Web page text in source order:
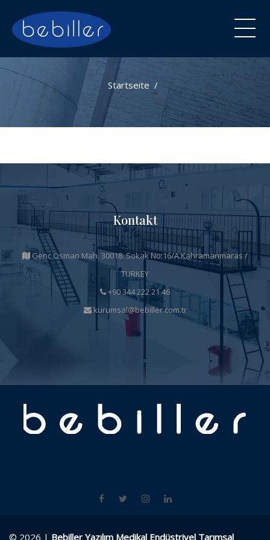
Startseite
Kontakt
Genc Osman Mah. 30018. Sokak No:16/A Kahramanmaras /
TURKEY
+90 344 222 21 46
kurumsal@bebiller.com.tr
© 2026 | Bebiller Yazılım Medikal Endüstriyel Tarımsal